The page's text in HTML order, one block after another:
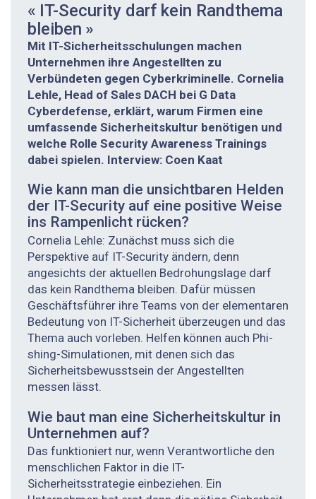
« IT-Security darf kein Randthema
­bleiben »
Mit IT-Sicherheitsschulungen machen
Unternehmen ihre Angestellten zu
Verbündeten gegen Cyberkriminelle. Cornelia
Lehle, Head of Sales DACH bei G Data
Cyberdefense, erklärt, warum Firmen eine
umfassende Sicherheitskultur benötigen und
welche Rolle Security Awareness Trainings
dabei spielen. Interview: Coen Kaat
Wie kann man die unsichtbaren Helden
der IT-Security auf eine positive Weise
ins Rampenlicht rücken?
Cornelia Lehle: Zunächst muss sich die
Perspektive auf IT-Security ändern, denn
angesichts der aktuellen Bedrohungslage darf
das kein Randthema bleiben. Dafür müssen
Geschäftsführer ihre Teams von der elementaren
Bedeutung von IT-Sicherheit überzeugen und das
Thema auch vorleben. Helfen können auch Phi­
shing-Simulationen, mit denen sich das
Sicherheitsbewusstsein der Angestellten
messen lässt.
Wie baut man eine Sicherheitskultur in
Unternehmen auf?
Das funktioniert nur, wenn Verantwortliche den
menschlichen Faktor in die IT-
Sicherheitsstrategie einbeziehen. Ein